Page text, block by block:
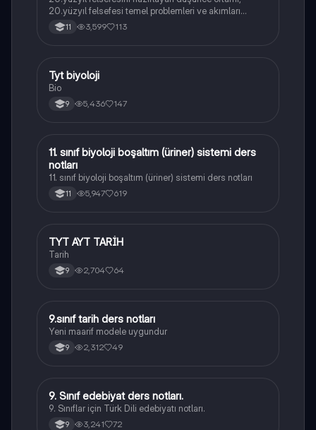
20.yüzyıl felsefesi temel problemleri ve akımları
konularını içermektedir
11 3,599 113
Biyoloji
Tyt biyoloji
Bio
9 5,436 147
Biyoloji
11. sınıf biyoloji boşaltım (üriner) sistemi ders
notları
11. sınıf biyoloji boşaltım (üriner) sistemi ders notları
11 5,947 619
Tarih
TYT AYT TARİH
Tarih
9 2,704 64
Tarih
9.sınıf tarih ders notları
Yeni maarif modele uygundur
9 2,312 49
Türk Dili ve Edebiyatı
9. Sınıf edebiyat ders notları.
9. Sınıflar için Türk Dili edebiyatı notları.
9 3,241 72